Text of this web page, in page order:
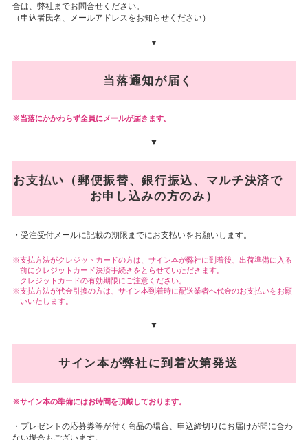
合は、弊社までお問合せください。
（申込者氏名、メールアドレスをお知らせください）
▼
当落通知が届く
当落にかかわらず全員にメールが届きます。
▼
お支払い（郵便振替、銀行振込、マルチ決済で
お申し込みの方のみ）
・受注受付メールに記載の期限までにお支払いをお願いします。
支払方法がクレジットカードの方は、サイン本が弊社に到着後、出荷準備に入る
前にクレジットカード決済手続きをとらせていただきます。
クレジットカードの有効期限にご注意ください。
支払方法が代金引換の方は、サイン本到着時に配送業者へ代金のお支払いをお願
いいたします。
▼
サイン本が弊社に到着次第発送
サイン本の準備にはお時間を頂戴しております。
・プレゼントの応募券等が付く商品の場合、申込締切りにお届けが間に合わ
ない場合もございます。